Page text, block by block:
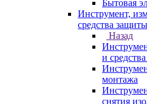
Бытовая
Инструмент,
средства защиты
Назад
и
монтажа
снятия